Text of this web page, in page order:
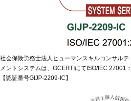
社会保険労務士法人ヒューマンスキルコンサル
メントシステムは、GCERTIにてISO/IEC 27001
【認証番号GIJP-2209-IC】